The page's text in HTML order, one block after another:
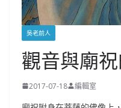
吳老前人
觀音與廟
2017-07-18 編輯室